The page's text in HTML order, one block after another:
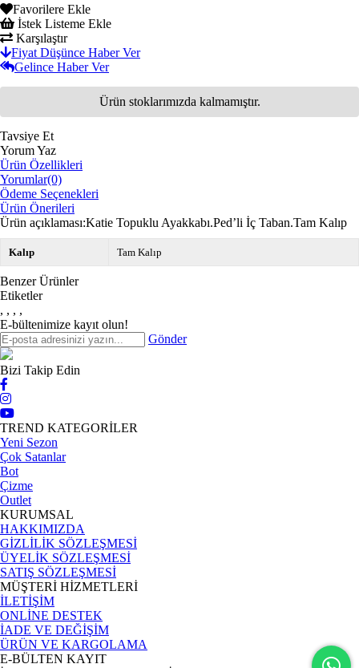
Favorilere Ekle
İstek Listeme Ekle
Karşılaştır
Fiyat Düşünce Haber Ver
Gelince Haber Ver
Ürün stoklarımızda kalmamıştır.
Tavsiye Et
Yorum Yaz
Ürün Özellikleri
Yorumlar(0)
Ödeme Seçenekleri
Ürün Önerileri
Ürün açıklaması:Katie Topuklu Ayakkabı.Ped’li İç Taban.Tam Kalıp
Kalıp Tam Kalıp
Benzer Ürünler
Etiketler
, , , ,
E-bültenimize kayıt olun!
Gönder
Bizi Takip Edin
TREND KATEGORİLER
Yeni Sezon
Çok Satanlar
Bot
Çizme
Outlet
KURUMSAL
HAKKIMIZDA
GİZLİLİK SÖZLEŞMESİ
ÜYELİK SÖZLEŞMESİ
SATIŞ SÖZLEŞMESİ
MÜŞTERİ HİZMETLERİ
İLETİŞİM
ONLİNE DESTEK
İADE VE DEĞİŞİM
ÜRÜN VE KARGOLAMA
E-BÜLTEN KAYIT